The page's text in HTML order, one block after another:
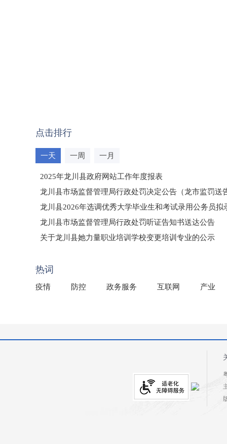
点击排行
一天 一周 一月
2025年龙川县政府网站工作年度报表
龙川县市场监督管理局行政处罚决定公告（龙市监罚送
龙川县2026年选调优秀大学毕业生和考试录用公务员拟
龙川县市场监督管理局行政处罚听证告知书送达公告
（龙市监罚送告〔2026〕71号）
关于龙川县她力量职业培训学校变更培训专业的公示
热词
疫情 防控 政务服务 互联网 产业